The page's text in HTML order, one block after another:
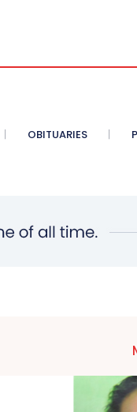
OBITUARIES